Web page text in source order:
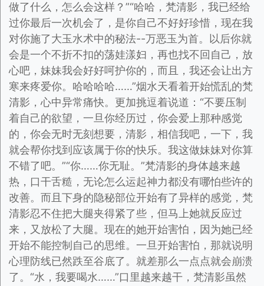
做了什么，怎么会这样？”“哈哈，梵清影，我已经给
过你最后一次机会了，是你自己不好好珍惜，现在我
对你施了大玉水术中的秘法--万恶玉为首。以后你就
会是一个不折不扣的荡娃漾妇，再也找不回自己，放
心吧，妹妹我会好好呵护你的，而且，我还会让出方
寒来疼爱你。哈哈哈哈……”烟水天看着开始慌乱的梵
清影，心中异常痛快。更加挑逗着说道：“不要压制
着自己的欲望，一旦你经历过，你会爱上那种感觉
的，你会无时无刻想要，清影，相信我吧，一下，我
就会帮你找到应该属于你的快乐。我这做妹妹对你算
不错了吧。”“你……你无耻。”梵清影的身体越来越
热，口干舌糙，无论怎么运起神力都没有哪怕些许的
改善。而且下身的隐秘部位开始有了异样的感觉，梵
清影忍不住把大腿夹得紧了些，但马上她就反应过
来，又放松了大腿。现在的她开始害怕，因为她已经
开始不能控制自己的思维。一旦开始害怕，那就说明
心理防线已然跌至谷底了。就差那么一点点就会崩溃
了。“水，我要喝水……”口里越来越干，梵清影虽然